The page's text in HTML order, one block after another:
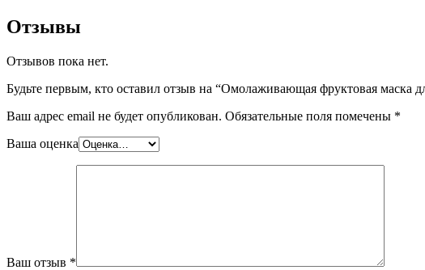
Отзывы
Отзывов пока нет.
Будьте первым, кто оставил отзыв на “Омолаживающая фруктовая маска
Ваш адрес email не будет опубликован. Обязательные поля помечены *
Ваша оценка
Ваш отзыв *